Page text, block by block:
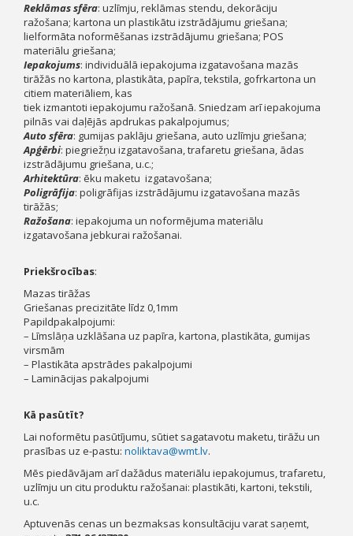
Reklāmas sfēra: uzlīmju, reklāmas stendu, dekorāciju
ražošana; kartona un plastikātu izstrādājumu griešana;
lielformāta noformēšanas izstrādājumu griešana; POS
materiālu griešana;
Iepakojums: individuālā iepakojuma izgatavošana mazās
tirāžās no kartona, plastikāta, papīra, tekstila, gofrkartona un
citiem materiāliem, kas
tiek izmantoti iepakojumu ražošanā. Sniedzam arī iepakojuma
pilnās vai daļējās apdrukas pakalpojumus;
Auto sfēra: gumijas paklāju griešana, auto uzlīmju griešana;
Apģērbi: piegriežņu izgatavošana, trafaretu griešana, ādas
izstrādājumu griešana, u.c.;
Arhitektūra: ēku maketu izgatavošana;
Poligrāfija: poligrāfijas izstrādājumu izgatavošana mazās
tirāžās;
Ražošana: iepakojuma un noformējuma materiālu
izgatavošana jebkurai ražošanai.
Priekšrocības:
Mazas tirāžas
Griešanas precizitāte līdz 0,1mm
Papildpakalpojumi:
– Līmslāņa uzklāšana uz papīra, kartona, plastikāta, gumijas
virsmām
– Plastikāta apstrādes pakalpojumi
– Laminācijas pakalpojumi
Kā pasūtīt?
Lai noformētu pasūtījumu, sūtiet sagatavotu maketu, tirāžu un
prasības uz e-pastu: noliktava@wmt.lv.
Mēs piedāvājam arī dažādus materiālu iepakojumus, trafaretu,
uzlīmju un citu produktu ražošanai: plastikāti, kartoni, tekstili,
u.c.
Aptuvenās cenas un bezmaksas konsultāciju varat saņemt,